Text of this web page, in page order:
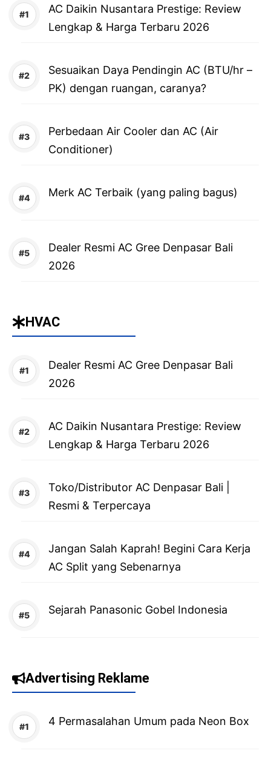
AC Daikin Nusantara Prestige: Review
Lengkap & Harga Terbaru 2026
Sesuaikan Daya Pendingin AC (BTU/hr –
PK) dengan ruangan, caranya?
Perbedaan Air Cooler dan AC (Air
Conditioner)
Merk AC Terbaik (yang paling bagus)
Dealer Resmi AC Gree Denpasar Bali
2026
HVAC
Dealer Resmi AC Gree Denpasar Bali
2026
AC Daikin Nusantara Prestige: Review
Lengkap & Harga Terbaru 2026
Toko/Distributor AC Denpasar Bali |
Resmi & Terpercaya
Jangan Salah Kaprah! Begini Cara Kerja
AC Split yang Sebenarnya
Sejarah Panasonic Gobel Indonesia
Advertising Reklame
4 Permasalahan Umum pada Neon Box